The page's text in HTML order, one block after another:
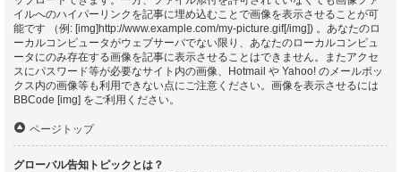
イルへのハイパーリンクを記事に埋め込むことで画像を表示させることが可
能です （例: [img]http://www.example.com/my-picture.gif[/img]) 。あなたのロ
ーカルコンピュータがウェブサーバでない限り、あなたのローカルコンピュ
ータにのみ存在する画像を記事に表示させることはできません。またアクセ
スにパスワード等が必要なサイト内の画像、Hotmail や Yahoo! のメールボッ
クス内の画像等も利用できない点にご注意ください。画像を表示させるには
BBCode [img] をご利用ください。
ページトップ
グローバル告知トピックとは？